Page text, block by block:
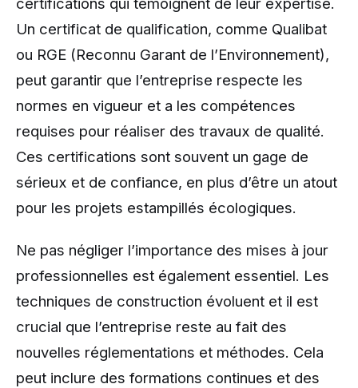
Un certificat de qualification, comme Qualibat
ou RGE (Reconnu Garant de l’Environnement),
peut garantir que l’entreprise respecte les
normes en vigueur et a les compétences
requises pour réaliser des travaux de qualité.
Ces certifications sont souvent un gage de
sérieux et de confiance, en plus d’être un atout
pour les projets estampillés écologiques.
Ne pas négliger l’importance des mises à jour
professionnelles est également essentiel. Les
techniques de construction évoluent et il est
crucial que l’entreprise reste au fait des
nouvelles réglementations et méthodes. Cela
peut inclure des formations continues et des